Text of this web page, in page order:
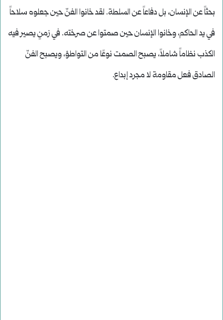
بحثاً عن الإنسان، بل دفاعاً عن السلطة. لقد خانوا الفنّ حين جعلوه سلاحاً
في يد الحاكم، وخانوا الإنسان حين صمتوا عن صرخته. في زمنٍ يصير فيه
الكذب نظاماً شاملاً، يصبح الصمت نوعًا من التواطؤ، ويصبح الفنّ
الصادق فعل مقاومة لا مجرد إبداع.